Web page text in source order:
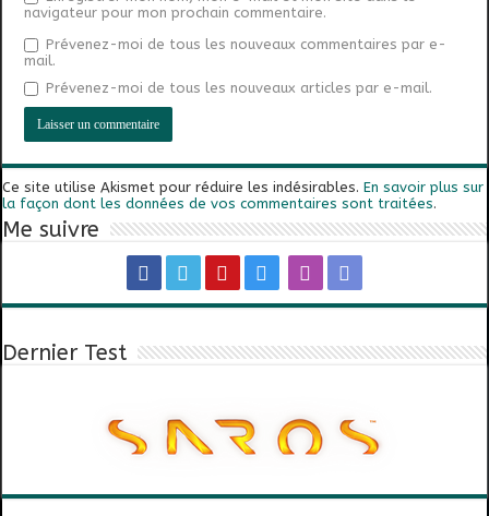
navigateur pour mon prochain commentaire.
Prévenez-moi de tous les nouveaux commentaires par e-
mail.
Prévenez-moi de tous les nouveaux articles par e-mail.
Ce site utilise Akismet pour réduire les indésirables.En savoir plus sur
la façon dont les données de vos commentaires sont traitées.
Me suivre
Dernier Test